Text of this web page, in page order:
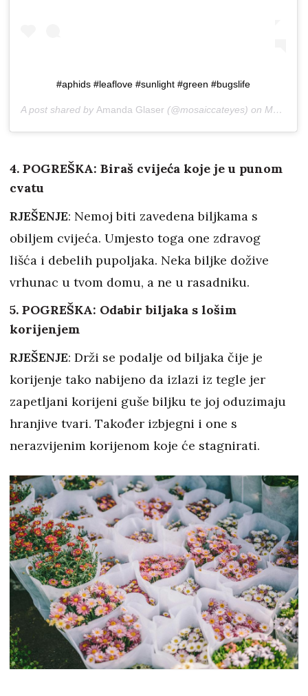
#aphids #leaflove #sunlight #green #bugslife
A post shared by Amanda Glaser (@mosaiccateyes) on Mar 10, 2019 at 7:19pm PDT
4. POGREŠKA: Biraš cvijeća koje je u punom
cvatu
RJEŠENJE: Nemoj biti zavedena biljkama s
obiljem cvijeća. Umjesto toga one zdravog
lišća i debelih pupoljaka. Neka biljke dožive
vrhunac u tvom domu, a ne u rasadniku.
5. POGREŠKA: Odabir biljaka s lošim
korijenjem
RJEŠENJE: Drži se podalje od biljaka čije je
korijenje tako nabijeno da izlazi iz tegle jer
zapetljani korijeni guše biljku te joj oduzimaju
hranjive tvari. Također izbjegni i one s
nerazvijenim korijenom koje će stagnirati.